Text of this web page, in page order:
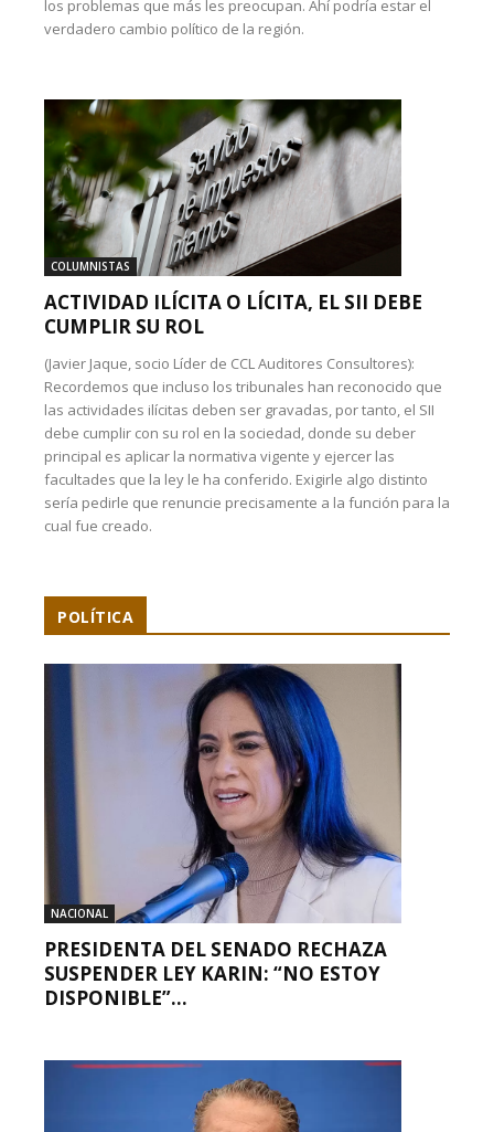
los problemas que más les preocupan. Ahí podría estar el
verdadero cambio político de la región.
COLUMNISTAS
ACTIVIDAD ILÍCITA O LÍCITA, EL SII DEBE
CUMPLIR SU ROL
(Javier Jaque, socio Líder de CCL Auditores Consultores):
Recordemos que incluso los tribunales han reconocido que
las actividades ilícitas deben ser gravadas, por tanto, el SII
debe cumplir con su rol en la sociedad, donde su deber
principal es aplicar la normativa vigente y ejercer las
facultades que la ley le ha conferido. Exigirle algo distinto
sería pedirle que renuncie precisamente a la función para la
cual fue creado.
POLÍTICA
NACIONAL
PRESIDENTA DEL SENADO RECHAZA
SUSPENDER LEY KARIN: “NO ESTOY
DISPONIBLE”...